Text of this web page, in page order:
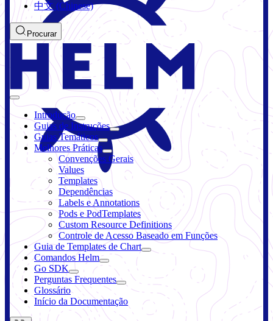
中文 (Chinese)
Procurar
Introdução
Guias de Instruções
Guias Temáticos
Melhores Práticas
Convenções Gerais
Values
Templates
Dependências
Labels e Annotations
Pods e PodTemplates
Custom Resource Definitions
Controle de Acesso Baseado em Funções
Guia de Templates de Chart
Comandos Helm
Go SDK
Perguntas Frequentes
Glossário
Início da Documentação